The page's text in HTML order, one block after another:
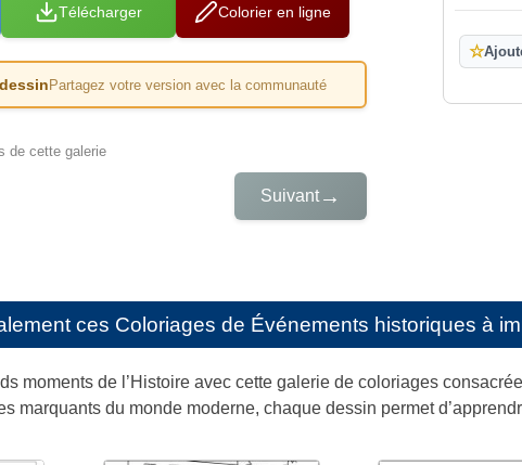
Télécharger Colorier en ligne
Partagez votre version avec la communauté
de cette galerie
Suivant→
☆
ces Coloriages de Événements historiques à
moments de l’Histoire avec cette galerie de coloriages
marquants du monde moderne, chaque dessin permet